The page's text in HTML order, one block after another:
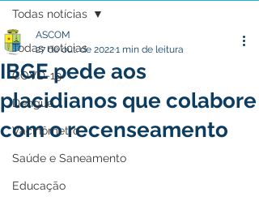
Todas notícias
COVD-19
Dengue
Vacinômetro
Saúde e Saneamento
Educação
Todas notícias
IBGE pede aos
placidianos que colabore
com o recenseamento
ASCOM
27 de out. de 20221 min de leitura